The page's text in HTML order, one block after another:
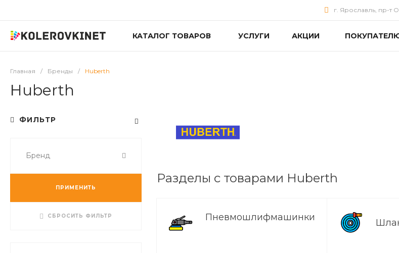
г. Ярославль, пр-т
КАТАЛОГ ТОВАРОВ УСЛУГИ АКЦИИ
Главная / Бренды / Huberth
Huberth
ФИЛЬТР
Бренд
ПРИМЕНИТЬ
СБРОСИТЬ ФИЛЬТР
Разделы с товарами Huberth
Пневмошлифмашинки